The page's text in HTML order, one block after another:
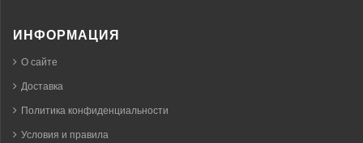
ИНФОРМАЦИЯ
О сайте
Доставка
Политика конфиденциальности
Условия и правила